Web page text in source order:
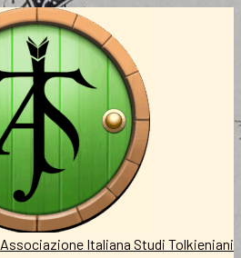
Associazione Italiana Studi Tolkieniani